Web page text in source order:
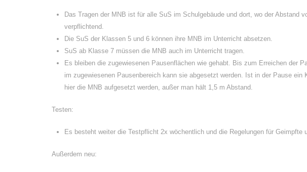
Das Tragen der MNB ist für alle SuS im Schulgebäude und dort, wo der Abstand
verpflichtend.
Die SuS der Klassen 5 und 6 können ihre MNB im Unterricht absetzen.
SuS ab Klasse 7 müssen die MNB auch im Unterricht tragen.
Es bleiben die zugewiesenen Pausenflächen wie gehabt. Bis zum Erreichen der
im zugewiesenen Pausenbereich kann sie abgesetzt werden. Ist in der Pause
hier die MNB aufgesetzt werden, außer man hält 1,5 m Abstand.
Testen:
Es besteht weiter die Testpflicht 2x wöchentlich und die Regelungen für Geimpfte
Außerdem neu: